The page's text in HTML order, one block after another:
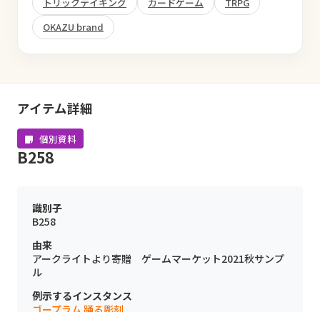
OKAZU brand
アイテム詳細
個別資料
B258
識別子
B258
由来
アークライトより寄贈 ゲームマーケット2021秋サンプ
ル
例示するインスタンス
ゴープラム 踊る彫刻